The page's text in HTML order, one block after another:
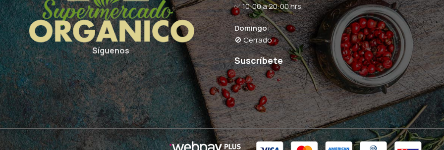
Síguenos
✅ 10:00 a 20:00 hrs.
Domingo:
🚫 Cerrado
Suscríbete